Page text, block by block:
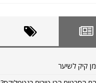
קיק לשיער